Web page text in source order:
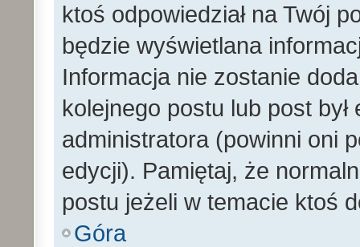
ktoś odpowiedział na Twój
będzie wyświetlana
Informacja nie zostanie
kolejnego postu lub post
administratora (powinni oni
edycji). Pamiętaj, że
postu jeżeli w temacie ktoś
Góra